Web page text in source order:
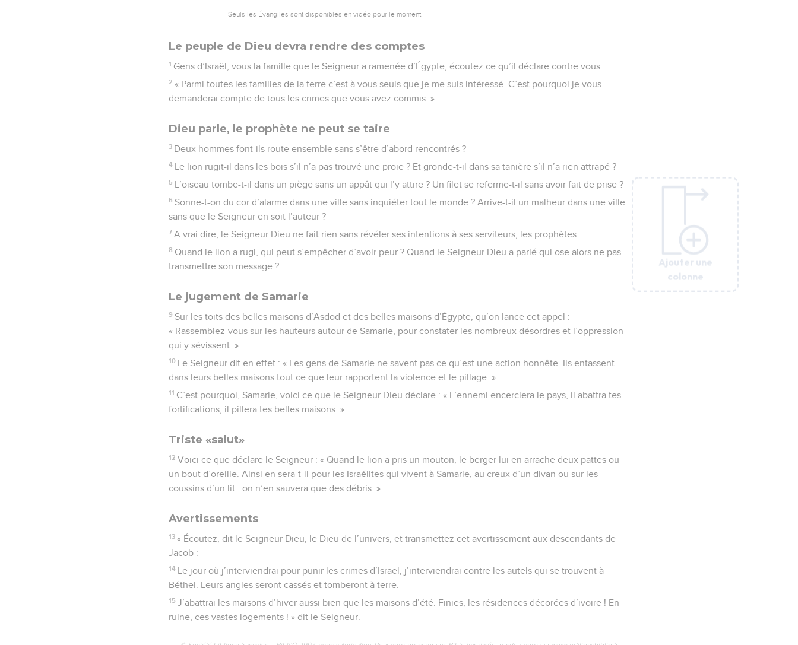
Ajouter une
colonne
Ajouter une
colonne
Seuls les Évangiles sont disponibles en vidéo pour le moment.
Le peuple de Dieu devra rendre des comptes
1 Gens d’Israël, vous la famille que le Seigneur a ramenée d’Égypte, écoutez ce qu’il déclare contre vous :
2 « Parmi toutes les familles de la terre c’est à vous seuls que je me suis intéressé. C’est pourquoi je vous
demanderai compte de tous les crimes que vous avez commis. »
Dieu parle, le prophète ne peut se taire
3 Deux hommes font-ils route ensemble sans s’être d’abord rencontrés ?
4 Le lion rugit-il dans les bois s’il n’a pas trouvé une proie ? Et gronde-t-il dans sa tanière s’il n’a rien attrapé ?
5 L’oiseau tombe-t-il dans un piège sans un appât qui l’y attire ? Un filet se referme-t-il sans avoir fait de prise ?
6 Sonne-t-on du cor d’alarme dans une ville sans inquiéter tout le monde ? Arrive-t-il un malheur dans une ville
sans que le Seigneur en soit l’auteur ?
7 A vrai dire, le Seigneur Dieu ne fait rien sans révéler ses intentions à ses serviteurs, les prophètes.
8 Quand le lion a rugi, qui peut s’empêcher d’avoir peur ? Quand le Seigneur Dieu a parlé qui ose alors ne pas
transmettre son message ?
Le jugement de Samarie
9 Sur les toits des belles maisons d’Asdod et des belles maisons d’Égypte, qu’on lance cet appel :
« Rassemblez-vous sur les hauteurs autour de Samarie, pour constater les nombreux désordres et l’oppression
qui y sévissent. »
10 Le Seigneur dit en effet : « Les gens de Samarie ne savent pas ce qu’est une action honnête. Ils entassent
dans leurs belles maisons tout ce que leur rapportent la violence et le pillage. »
11 C’est pourquoi, Samarie, voici ce que le Seigneur Dieu déclare : « L’ennemi encerclera le pays, il abattra tes
fortifications, il pillera tes belles maisons. »
Triste «salut»
12 Voici ce que déclare le Seigneur : « Quand le lion a pris un mouton, le berger lui en arrache deux pattes ou
un bout d’oreille. Ainsi en sera-t-il pour les Israélites qui vivent à Samarie, au creux d’un divan ou sur les
coussins d’un lit : on n’en sauvera que des débris. »
Avertissements
13 « Écoutez, dit le Seigneur Dieu, le Dieu de l’univers, et transmettez cet avertissement aux descendants de
Jacob :
14 Le jour où j’interviendrai pour punir les crimes d’Israël, j’interviendrai contre les autels qui se trouvent à
Béthel. Leurs angles seront cassés et tomberont à terre.
15 J’abattrai les maisons d’hiver aussi bien que les maisons d’été. Finies, les résidences décorées d’ivoire ! En
ruine, ces vastes logements ! » dit le Seigneur.
Ajouter une
colonne
Ajouter une
colonne
Ajouter une
colonne
Ajouter une
colonne